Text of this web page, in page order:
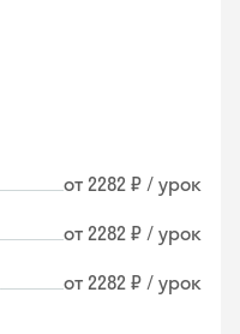
от 2282 ₽ / урок
от 2282 ₽ / урок
от 2282 ₽ / урок